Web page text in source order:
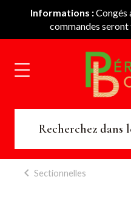
Informations :Congés
commandes
Sectionnelles